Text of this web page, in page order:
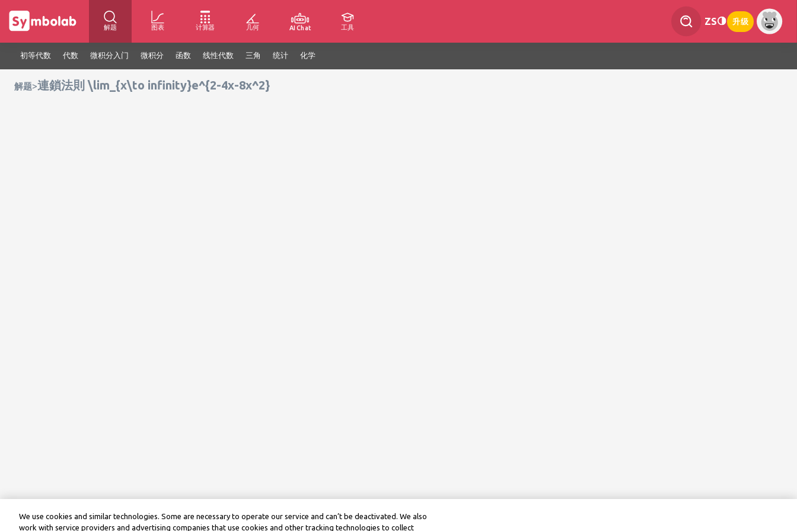
解题 图表 计算器 几何 AI Chat 工具
ZS 升级
初等代数 代数 微积分入门 微积分 函数 线性代数 三角 统计 化学
解题>連鎖法則 \lim_{x\to infinity}e^{2-4x-8x^2}
We use cookies and similar technologies. Some are necessary to operate our service and can’t be deactivated. We also
work with service providers and advertising companies that use cookies and other tracking technologies to collect